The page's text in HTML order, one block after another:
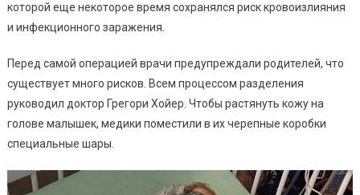
которой еще некоторое время сохранялся риск кровоизлияния
и инфекционного заражения.
Перед самой операцией врачи предупреждали родителей, что
существует много рисков. Всем процессом разделения
руководил доктор Грегори Хойер. Чтобы растянуть кожу на
голове малышек, медики поместили в их черепные коробки
специальные шары.